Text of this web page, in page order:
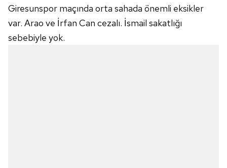
Giresunspor maçında orta sahada önemli eksikler
var. Arao ve İrfan Can cezalı. İsmail sakatlığı
sebebiyle yok.